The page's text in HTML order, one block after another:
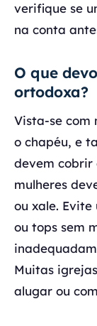
verifique se
na conta
O que
ortodoxa?
Vista-se com
o chapéu, e
devem cobrir
mulheres
ou xale.
ou tops sem
Muitas
alugar ou